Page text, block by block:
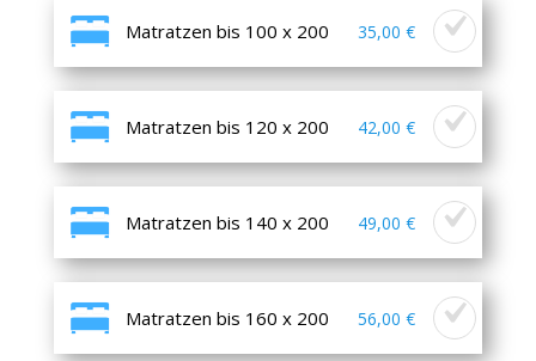
Matratzen bis 100 x 200 35,00 €
Matratzen bis 120 x 200 42,00 €
Matratzen bis 140 x 200 49,00 €
Matratzen bis 160 x 200 56,00 €